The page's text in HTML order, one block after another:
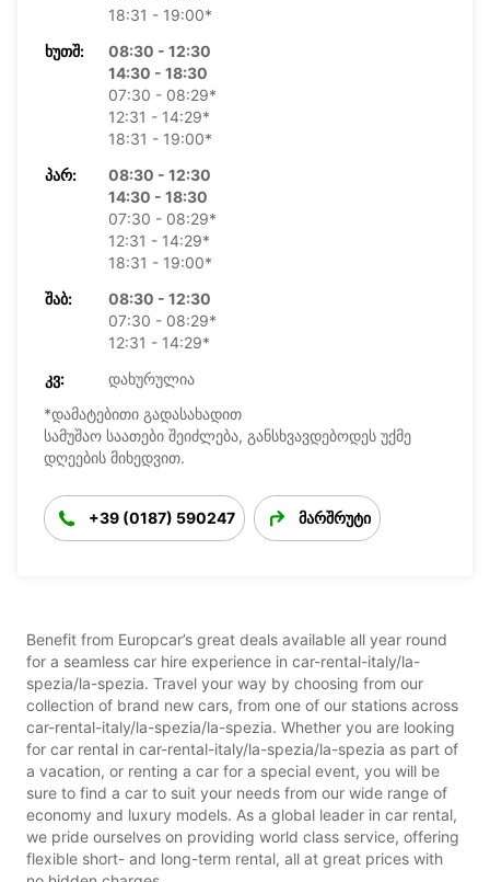
18:31 - 19:00*
ᲮᲣᲗᲨ:
08:30 - 12:30
14:30 - 18:30
07:30 - 08:29*
12:31 - 14:29*
18:31 - 19:00*
ᲞᲐᲠ:
08:30 - 12:30
14:30 - 18:30
07:30 - 08:29*
12:31 - 14:29*
18:31 - 19:00*
ᲨᲐᲑ:
08:30 - 12:30
07:30 - 08:29*
12:31 - 14:29*
ᲙᲕ:
დახურულია
*დამატებითი გადასახადით
სამუშაო საათები შეიძლება, განსხვავდებოდეს უქმე
დღეების მიხედვით.
+39 (0187) 590247 მარშრუტი
Benefit from Europcar’s great deals available all year round
for a seamless car hire experience in car-rental-italy/la-
spezia/la-spezia. Travel your way by choosing from our
collection of brand new cars, from one of our stations across
car-rental-italy/la-spezia/la-spezia. Whether you are looking
for car rental in car-rental-italy/la-spezia/la-spezia as part of
a vacation, or renting a car for a special event, you will be
sure to find a car to suit your needs from our wide range of
economy and luxury models. As a global leader in car rental,
we pride ourselves on providing world class service, offering
flexible short- and long-term rental, all at great prices with